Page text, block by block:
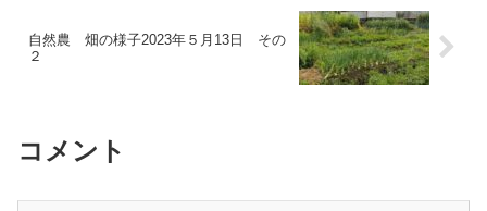
自然農 畑の様子2023年５月13日 その
２
コメント